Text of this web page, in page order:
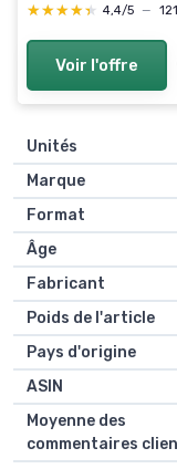
★★★★★
★★★★★ 4,4/5 —
Voir l'offre
Unités
Marque
Format
Âge
Fabricant
Poids de l'article
Pays d'origine
ASIN
Moyenne des
commentaires